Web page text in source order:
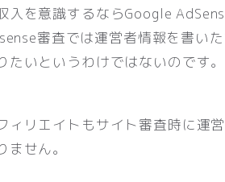
入を意識するならGoogle
審査では運営者情報を書い
たいというわけではないのです。
ィリエイトもサイト審査時に運
ません。